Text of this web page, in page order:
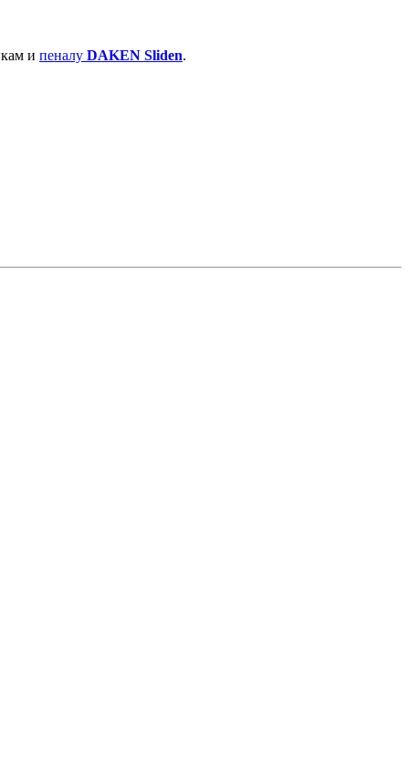
и пеналу DAKEN Sliden.